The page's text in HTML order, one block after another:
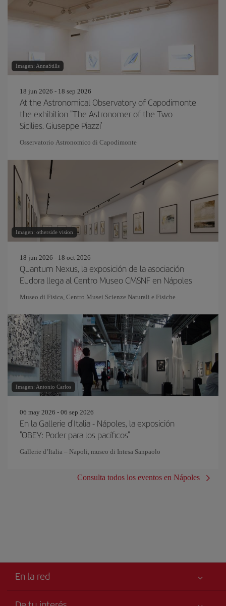
Imagen: AnnaStills
18 jun 2026 - 18 sep 2026
At the Astronomical Observatory of Capodimonte
the exhibition "The Astronomer of the Two
Sicilies. Giuseppe Piazzi’
Osservatorio Astronomico di Capodimonte
Imagen: otherside vision
18 jun 2026 - 18 oct 2026
Quantum Nexus, la exposición de la asociación
Eudora llega al Centro Museo CMSNF en Nápoles
Museo di Fisica, Centro Musei Scienze Naturali e Fisiche
Imagen: Antonio Carlos
06 may 2026 - 06 sep 2026
En la Gallerie d'Italia - Nápoles, la exposición
"OBEY: Poder para los pacíficos"
Gallerie d’Italia – Napoli, museo di Intesa Sanpaolo
Consulta todos los eventos en Nápoles
En la red